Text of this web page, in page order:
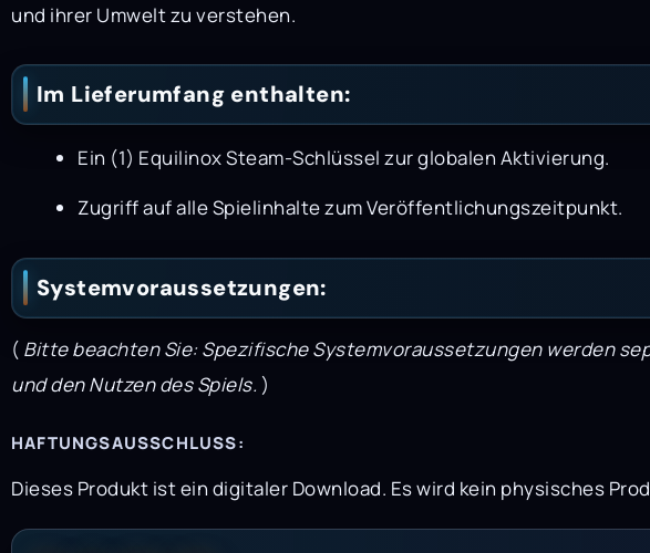
und ihrer Umwelt zu verstehen.
Im Lieferumfang enthalten:
Ein (1) Equilinox Steam-Schlüssel zur globalen Aktivierung.
Zugriff auf alle Spielinhalte zum Veröffentlichungszeitpunkt.
Systemvoraussetzungen:
( Bitte beachten Sie: Spezifische Systemvoraussetzungen werden
und den Nutzen des Spiels. )
HAFTUNGSAUSSCHLUSS:
Dieses Produkt ist ein digitaler Download. Es wird kein physisches